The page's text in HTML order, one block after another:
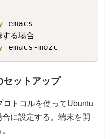
emacs
emacs-mozc
ットアップ
トコルを使ってUbuntu
に設定する。端末を開